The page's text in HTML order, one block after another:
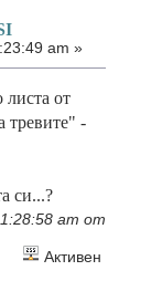
am »
от
тревите" -
си...?
am от
Активен